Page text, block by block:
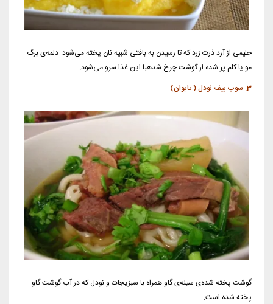
حلیمی از آرد ذرت زرد که تا رسیدن به بافتی شبیه نان پخته می‌شود. دلمه‌ی برگ
مو یا کلم پر شده از گوشت چرخ شدهبا این غذا سرو می‌شود.
3. سوپ بیف نودل ( تایوان)
گوشت پخته شده‌ی سینه‌ی گاو همراه با سبزیجات و نودل که در آب گوشت گاو
پخته شده است.